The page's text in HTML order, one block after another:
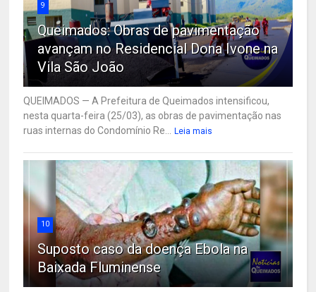
9
Queimados: Obras de pavimentação
avançam no Residencial Dona Ivone na
Vila São João
QUEIMADOS — A Prefeitura de Queimados intensificou,
nesta quarta-feira (25/03), as obras de pavimentação nas
ruas internas do Condomínio Re...
Leia mais
10
Suposto caso da doença Ebola na
Baixada Fluminense